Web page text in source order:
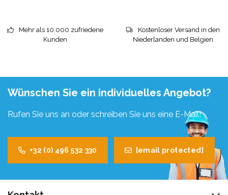
Mehr als 10.000 zufriedene
Kunden
Kostenloser Versand in den
Niederlanden und Belgien
Wünschen Sie ein individuelles Angebot?
Rufen Sie uns an oder schreiben Sie uns eine E-Mail!
+32 (0) 496 532 330 [email protected]